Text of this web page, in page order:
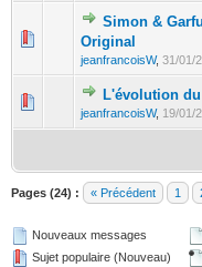
Simon &
Original
jeanfrancoisW, 31/01/
L'évolution
jeanfrancoisW, 19/01/
Pages (24) : « Précédent 1
Nouveaux messages
Sujet populaire (Nouveau)